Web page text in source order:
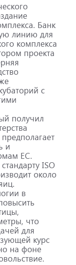
Банк
линию для
комплекса
проекта
с
получил
и
ЕС.
ISO
около
в
что
для
курс
на фоне